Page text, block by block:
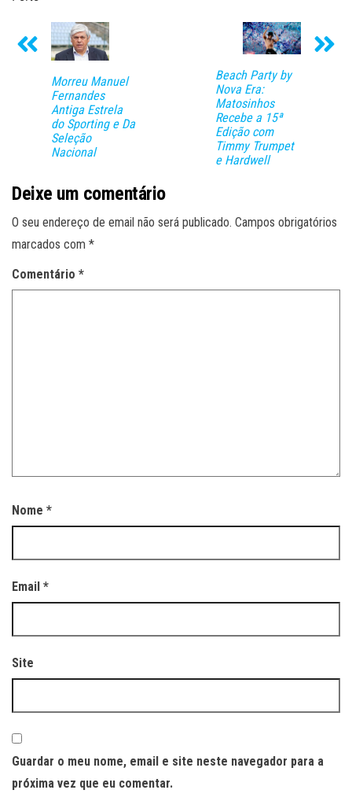
Morreu Manuel
Fernandes
Antiga Estrela
do Sporting e Da
Seleção
Nacional
Beach Party by
Nova Era:
Matosinhos
Recebe a 15ª
Edição com
Timmy Trumpet
e Hardwell
Deixe um comentário
O seu endereço de email não será publicado. Campos obrigatórios
marcados com *
Comentário *
Nome *
Email *
Site
Guardar o meu nome, email e site neste navegador para a
próxima vez que eu comentar.